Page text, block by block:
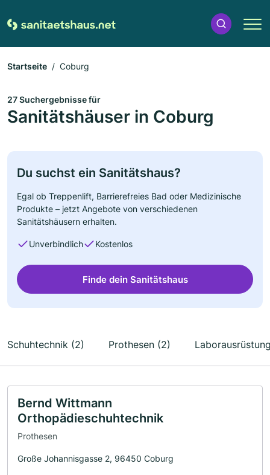
Startseite Coburg
27 Suchergebnisse für
Sanitätshäuser in Coburg
Du suchst ein Sanitätshaus?
Egal ob Treppenlift, Barrierefreies Bad oder Medizinische
Produkte – jetzt Angebote von verschiedenen
Sanitätshäusern erhalten.
Unverbindlich Kostenlos
Finde dein Sanitätshaus
Schuhtechnik (2) Prothesen (2)
Bernd Wittmann
Orthopädieschuhtechnik
Prothesen
Große Johannisgasse 2, 96450 Coburg